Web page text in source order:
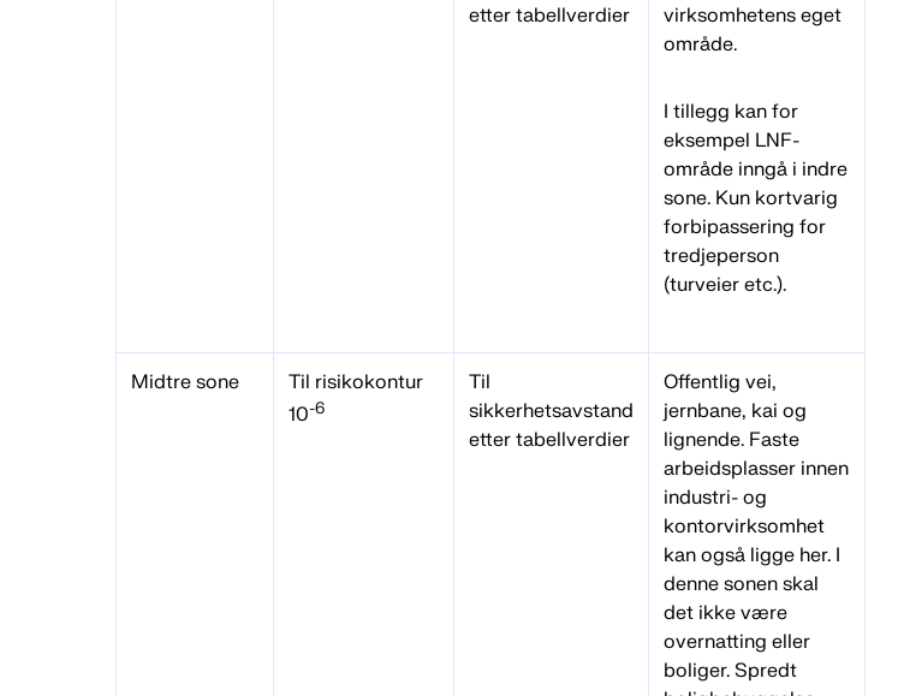
etter tabellverdier
virksomhetens eget
område.
I tillegg kan for
eksempel LNF-
område inngå i indre
sone. Kun kortvarig
forbipassering for
tredjeperson
(turveier etc.).
Midtre sone
Til risikokontur
10-6
Til
sikkerhetsavstand
etter tabellverdier
Offentlig vei,
jernbane, kai og
lignende. Faste
arbeidsplasser innen
industri- og
kontorvirksomhet
kan også ligge her. I
denne sonen skal
det ikke være
overnatting eller
boliger. Spredt